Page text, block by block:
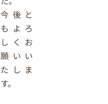
今後と
もよろ
しくお
願いい
たしま
す。